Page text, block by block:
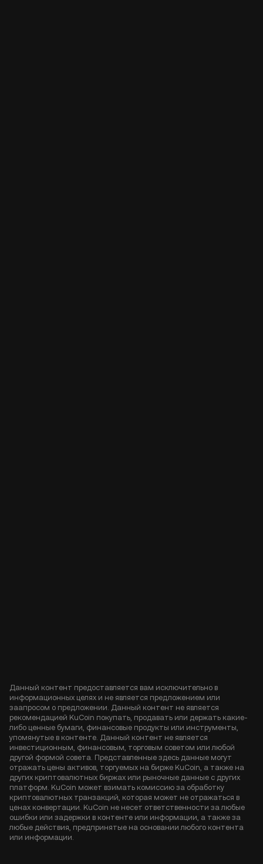
Данный контент предоставляется вам исключительно в
информационных целях и не является предложением или
заапросом о предложении. Данный контент не является
рекомендацией KuCoin покупать, продавать или держать какие-
либо ценные бумаги, финансовые продукты или инструменты,
упомянутые в контенте. Данный контент не является
инвестиционным, финансовым, торговым советом или любой
другой формой совета. Представленные здесь данные могут
отражать цены активов, торгуемых на бирже KuCoin, а также на
других криптовалютных биржах или рыночные данные с других
платформ. KuCoin может взимать комиссию за обработку
криптовалютных транзакций, которая может не отражаться в
ценах конвертации. KuCoin не несет ответственности за любые
ошибки или задержки в контенте или информации, а также за
любые действия, предпринятые на основании любого контента
или информации.